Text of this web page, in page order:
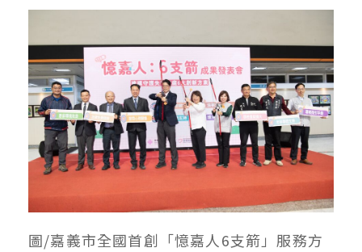
圖/嘉義市全國首創「憶嘉人6支箭」服務方